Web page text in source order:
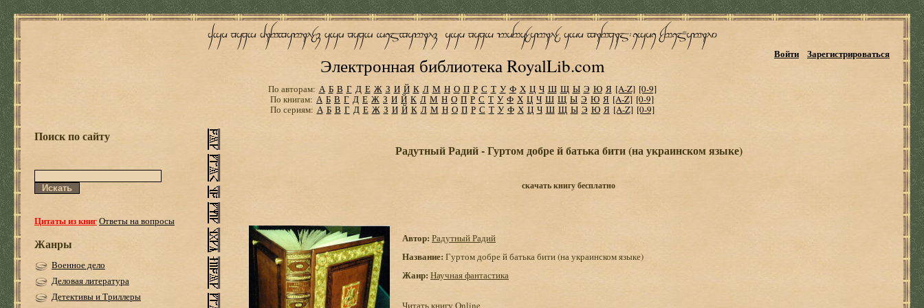
Электронная библиотека RoyalLib.com
Войти Зарегистрироваться
По авторам: А Б В Г Д Е Ж З И Й К Л М Н О П Р С Т У Ф Х Ц Ч Ш Щ Ы Э Ю Я [A-Z] [0-9]
По книгам: А Б В Г Д Е Ж З И Й К Л М Н О П Р С Т У Ф Х Ц Ч Ш Щ Ы Э Ю Я [A-Z] [0-9]
По сериям: А Б В Г Д Е Ж З И Й К Л М Н О П Р С Т У Ф Х Ц Ч Ш Щ Ы Э Ю Я [A-Z] [0-9]
Поиск по сайту
Цитаты из книгОтветы на вопросы
Жанры
Военное дело
Деловая литература
Детективы и Триллеры
Радутный Радий - Гуртом добре й батька бити (на украинском языке)
скачать книгу бесплатно
Автор: Радутный Радий
Название: Гуртом добре й батька бити (на украинском языке)
Жанр: Научная фантастика
Читать книгу Online